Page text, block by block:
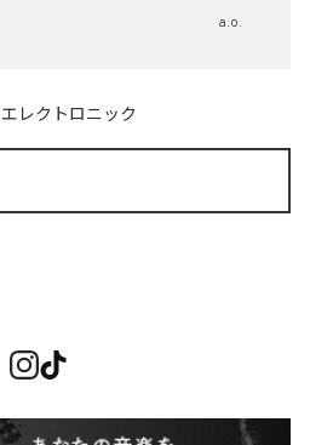
a.o.
エレクトロニック